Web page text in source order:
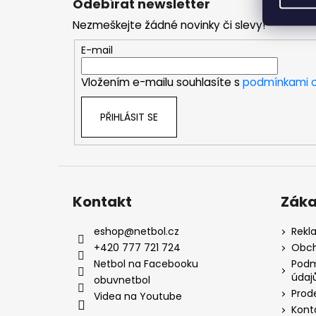
Odebírat newsletter
Nezmeškejte žádné novinky či slevy!
E-mail
Vložením e-mailu souhlasíte s podmínkami
PŘIHLÁSIT SE
Kontakt
eshop@netbol.cz
+420 777 721 724
Netbol na Facebooku
obuvnetbol
Videa na Youtube